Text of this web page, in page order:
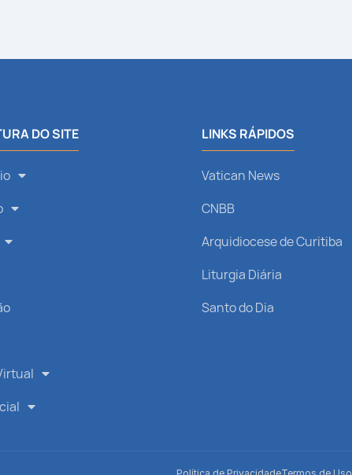
DO SITE LINKS RÁPIDOS
Vatican News
CNBB
Arquidiocese de Curitiba
Liturgia Diária
Santo do Dia